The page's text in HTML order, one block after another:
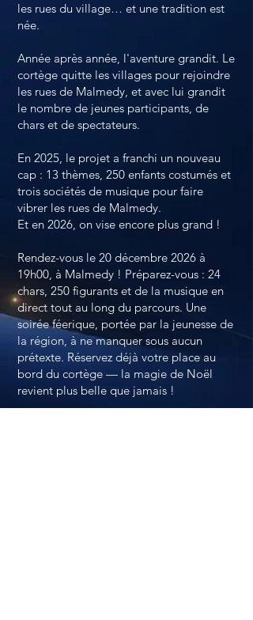
les rues du village… et une tradition est
née.
Année après année, l'aventure grandit. Le
cortège quitte les villages pour rejoindre
les rues de Malmedy, et avec lui grandit
le nombre de jeunes participants, de
chars et de spectateurs.
En 2025, le projet a franchi un nouveau
cap : 13 thèmes, 250 enfants costumés et
trois sociétés de musique pour faire
vibrer les rues de Malmedy.
Et en 2026, on vise encore plus grand !
Rendez-vous le 20 décembre 2026 à
19h00, à Malmedy ! Préparez-vous : 24
chars, 250 figurants et de la musique en
direct tout au long du parcours. Une
soirée féerique, portée par la jeunesse de
la région, à ne manquer sous aucun
prétexte. Réservez déjà votre place au
bord du cortège — la magie de Noël
revient plus belle que jamais !